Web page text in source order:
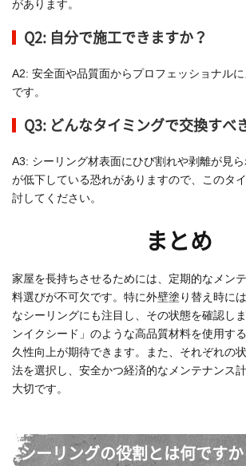
があります。
Q2: 自分で施工できますか？
A2: 安全面や品質面からプロフェッショナル
です。
Q3: どんなタイミングで交換すべ
A3: シーリング材表面にひび割れや剥離が見
が低下している恐れがありますので、このタ
討してください。
まとめ
家屋を長持ちさせるためには、定期的なメン
料選びが不可欠です。特に外壁塗り替え時に
なシーリングにも注目し、その状態を確認し
ンイクシード」のような高品質材料を使用す
久性向上が期待できます。また、それぞれの
法を選択し、安全かつ経済的なメンテナンス
大切です。
シーリングの役割とは何です